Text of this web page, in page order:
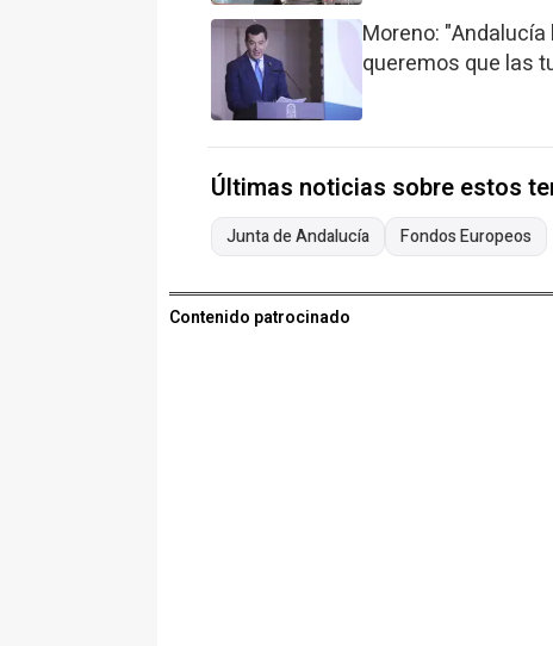
Moreno:
queremos que las
Últimas noticias sobre estos
Junta de Andalucía Fondos Europeos
Contenido patrocinado